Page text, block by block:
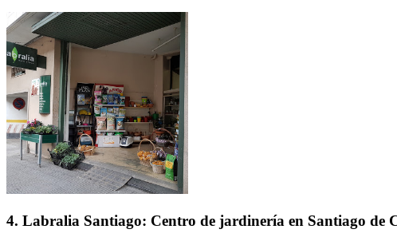
4. Labralia Santiago: Centro de jardinería en Santiago de